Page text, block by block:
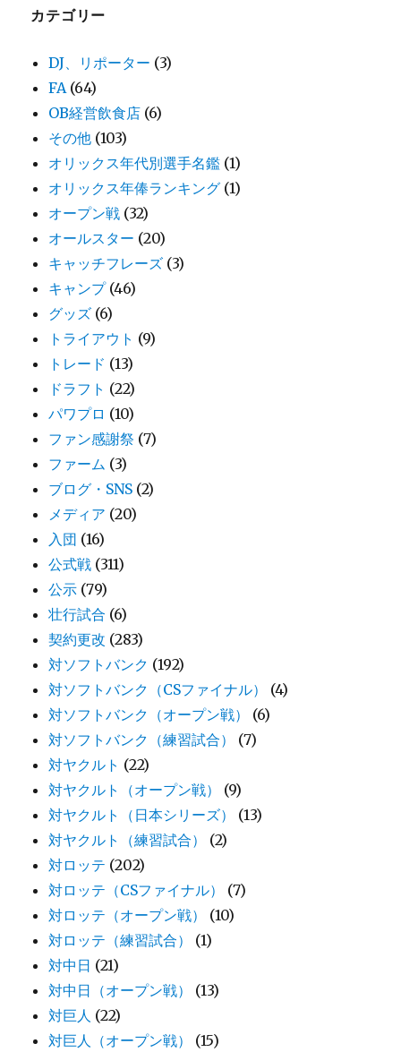
カテゴリー
DJ、リポーター (3)
FA(64)
OB経営飲食店 (6)
その他 (103)
オリックス年代別選手名鑑 (1)
オリックス年俸ランキング (1)
オープン戦 (32)
オールスター (20)
キャッチフレーズ (3)
キャンプ(46)
グッズ (6)
トライアウト (9)
トレード (13)
ドラフト (22)
パワプロ (10)
ファン感謝祭 (7)
ファーム (3)
ブログ・SNS (2)
メディア (20)
入団 (16)
公式戦 (311)
公示 (79)
壮行試合 (6)
契約更改 (283)
対ソフトバンク (192)
対ソフトバンク（CSファイナル）
(4)
対ソフトバンク（オープン戦）
(6)
対ソフトバンク（練習試合）
(7)
対ヤクルト (22)
対ヤクルト（オープン戦）
(9)
対ヤクルト（日本シリーズ）
(13)
対ヤクルト（練習試合）
(2)
対ロッテ (202)
対ロッテ（CSファイナル）
(7)
対ロッテ（オープン戦）
(10)
対ロッテ（練習試合）
(1)
対中日 (21)
対中日（オープン戦）
(13)
対巨人 (22)
対巨人（オープン戦）
(15)